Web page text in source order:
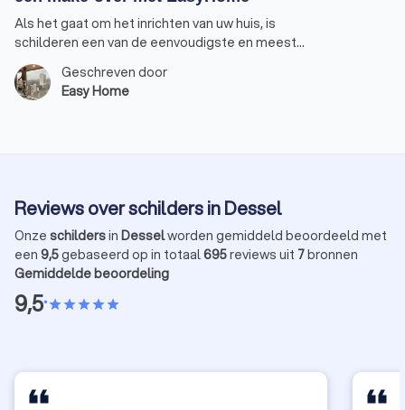
Als het gaat om het inrichten van uw huis, is
schilderen een van de eenvoudigste en meest
effectieve manieren om een totaal nieuwe
uitstraling te creëren. Of u nu een gezellige sfeer
wilt of juist iets moderns en stralends, met de juiste
Geschreven door
Easy Home
Reviews over schilders in Dessel
Onze schildersin Desselworden gemiddeld beoordeeld met
een 9,5gebaseerd op in totaal695reviews uit 7bronnen
Gemiddelde beoordeling
9,5•starstarstarstarstar